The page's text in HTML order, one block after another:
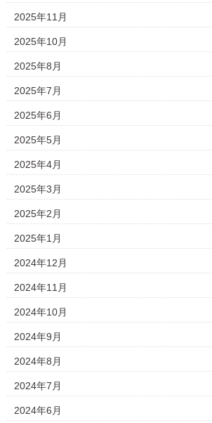
2025年11月
2025年10月
2025年8月
2025年7月
2025年6月
2025年5月
2025年4月
2025年3月
2025年2月
2025年1月
2024年12月
2024年11月
2024年10月
2024年9月
2024年8月
2024年7月
2024年6月